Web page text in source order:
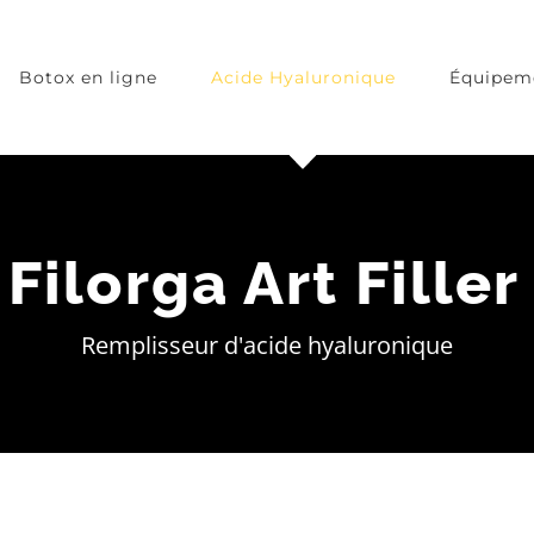
Botox en ligne Acide Hyaluronique
Art
Remplisseur d'acide hyaluronique